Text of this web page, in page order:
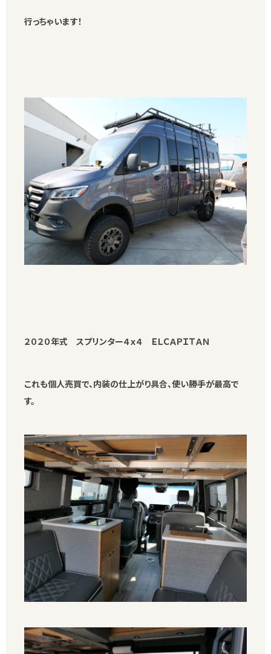
行っちゃいます！
２０２０年式 スプリンター４ｘ４ ＥＬＣＡＰＩＴＡＮ
これも個人売買で、内装の仕上がり具合、使い勝手が最高で
す。